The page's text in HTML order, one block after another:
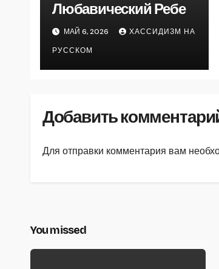
Любавический Ребе
МАЙ 6, 2026
ХАССИДИЗМ НА
РУССКОМ
Добавить
Для отправки комментария вам
You missed